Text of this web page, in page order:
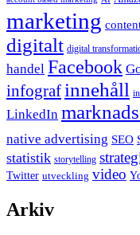
marketing
digitalt digital
handel Facebook
infograf innehåll
LinkedIn
native advertising SEO
statistik storytelling
Twitter utveckling video
Arkiv